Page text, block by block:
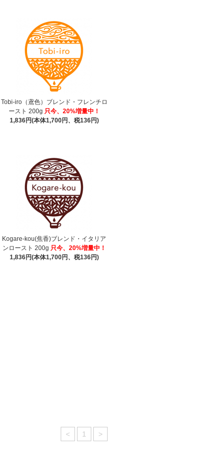
Tobi-iro（鳶色）ブレンド・フレンチロ
ースト 200g 只今、20%増量中！
1,836円(本体1,700円、税136円)
Kogare-kou(焦香)ブレンド・イタリア
ンロースト 200g 只今、20%増量中！
1,836円(本体1,700円、税136円)
< 1 >